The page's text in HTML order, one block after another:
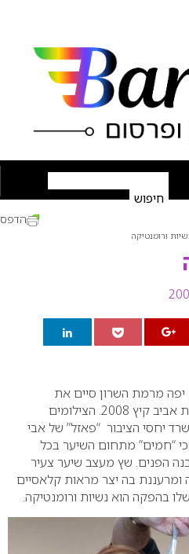
ורומנטיקה
הדפס
מרמת השרון סיים את
הצילומים לקמפיין שהכין לקראת אביב קיץ 2008. הצילומים
יחסי הציבור “פאזל” של אבי
“חמים” מתחום השיער בכל
הפנים. שץ מעצב שיער צעיר
ומרעננת בה יצר מראות קלאסיים
בהפקה הוא נשיות ורומנטיקה.